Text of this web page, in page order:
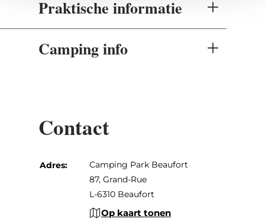
Praktische informatie
Camping info
Contact
Adres:
Camping Park Beaufort
87, Grand-Rue
L-6310 Beaufort
Op kaart tonen